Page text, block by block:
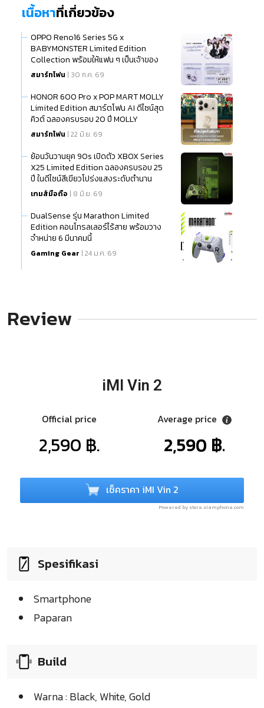
เนื้อหาที่เกี่ยวข้อง
OPPO Reno16 Series 5G x
BABYMONSTER Limited Edition
Collection พร้อมให้แฟน ๆ เป็นเจ้าของ
แล้ว
สมาร์ทโฟน | 30 ก.ค. 69
HONOR 600 Pro x POP MART MOLLY
Limited Edition สมาร์ตโฟน AI ดีไซน์สุด
คิวต์ ฉลองครบรอบ 20 ปี MOLLY
สมาร์ทโฟน | 22 มิ.ย. 69
ย้อนวันวานยุค 90s เปิดตัว XBOX Series
X25 Limited Edition ฉลองครบรอบ 25
ปี ในดีไซน์สีเขียวโปร่งแสงระดับตำนาน
เกมส์มือถือ | 8 มิ.ย. 69
DualSense รุ่น Marathon Limited
Edition คอนโทรลเลอร์ไร้สาย พร้อมวาง
จำหน่าย 6 มีนาคมนี้
Gaming Gear | 24 ม.ค. 69
Review
iMI Vin 2
Official price
2,590 ฿.
Average price
2,590 ฿.
เช็คราคา iMI Vin 2
Powered by store.siamphone.com
Spesifikasi
Smartphone
Paparan
Build
Warna : Black, White, Gold